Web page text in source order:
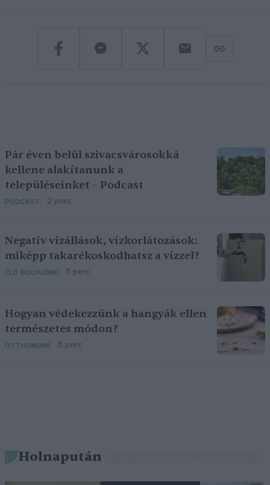
Pár éven belül szivacsvárosokká
kellene alakítanunk a
településeinket – Podcast
PODCAST 2 perc
Negatív vízállások, vízkorlátozások:
miképp takarékoskodhatsz a vízzel?
ÉLŐ BOLYGÓNK 5 perc
Hogyan védekezzünk a hangyák ellen
természetes módon?
OTTHONUNK 5 perc
Holnapután